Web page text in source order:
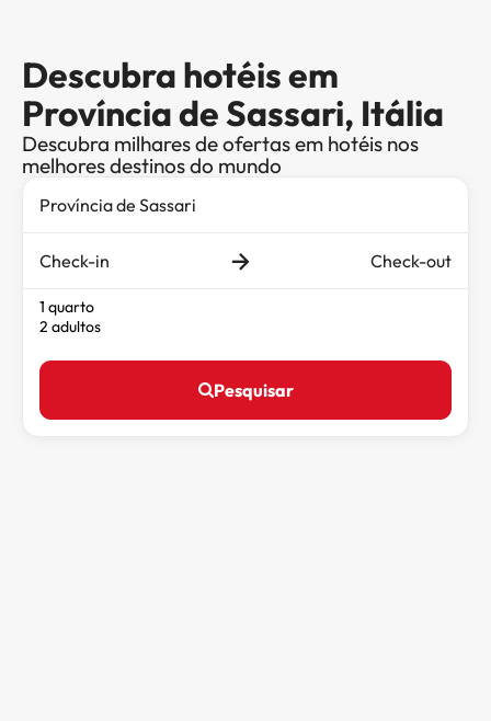
Descubra hotéis em
Província de Sassari, Itália
Descubra milhares de ofertas em hotéis nos
melhores destinos do mundo
Check-in Check-out
1 quarto
2 adultos
Pesquisar